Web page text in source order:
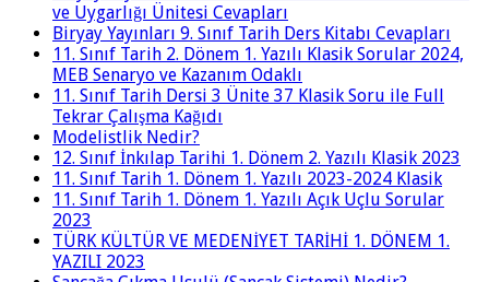
ve Uygarlığı Ünitesi Cevapları
Biryay Yayınları 9. Sınıf Tarih Ders Kitabı Cevapları
11. Sınıf Tarih 2. Dönem 1. Yazılı Klasik Sorular 2024,
MEB Senaryo ve Kazanım Odaklı
11. Sınıf Tarih Dersi 3 Ünite 37 Klasik Soru ile Full
Tekrar Çalışma Kağıdı
Modelistlik Nedir?
12. Sınıf İnkılap Tarihi 1. Dönem 2. Yazılı Klasik 2023
11. Sınıf Tarih 1. Dönem 1. Yazılı 2023-2024 Klasik
11. Sınıf Tarih 1. Dönem 1. Yazılı Açık Uçlu Sorular
2023
TÜRK KÜLTÜR VE MEDENİYET TARİHİ 1. DÖNEM 1.
YAZILI 2023